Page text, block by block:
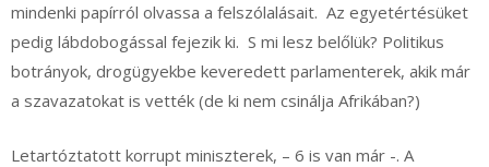
mindenki papírról olvassa a felszólalásait. Az egyetértésüket
pedig lábdobogással fejezik ki. S mi lesz belőlük? Politikus
botrányok, drogügyekbe keveredett parlamenterek, akik már
a szavazatokat is vették (de ki nem csinálja Afrikában?)
Letartóztatott korrupt miniszterek, – 6 is van már -. A